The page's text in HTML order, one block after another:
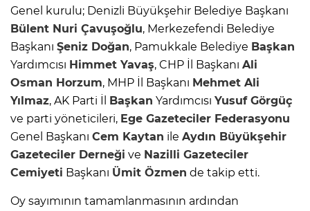
Genel kurulu; Denizli Büyükşehir Belediye Başkanı
Bülent Nuri Çavuşoğlu, Merkezefendi Belediye
Başkanı Şeniz Doğan, Pamukkale Belediye Başkan
Yardımcısı Himmet Yavaş, CHP İl Başkanı Ali
Osman Horzum, MHP İl Başkanı Mehmet Ali
Yılmaz, AK Parti İl Başkan Yardımcısı Yusuf Görgüç
ve parti yöneticileri, Ege Gazeteciler Federasyonu
Genel Başkanı Cem Kaytan ile Aydın Büyükşehir
Gazeteciler Derneği ve Nazilli Gazeteciler
Cemiyeti Başkanı Ümit Özmen de takip etti.
Oy sayımının tamamlanmasının ardından